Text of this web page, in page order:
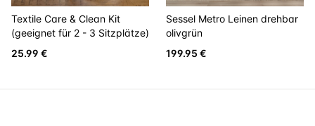
Textile Care & Clean Kit
(geeignet für 2 - 3 Sitzplätze)
25.99 €
Sessel Metro Leinen drehbar
olivgrün
199.95 €